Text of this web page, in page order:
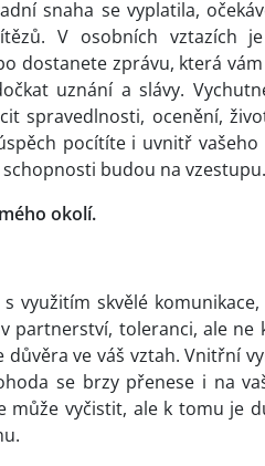
snaha se vyplatila,
V osobních vztazích
dostanete zprávu, která
uznání a slávy.
spravedlnosti, ocenění,
pocítíte i uvnitř
budou na vzestupu.
okolí.
využitím skvělé
partnerství, toleranci, ale ne
ve váš vztah. Vnitřní
se brzy přenese i na
může vyčistit, ale k tomu je